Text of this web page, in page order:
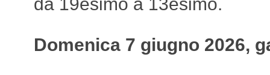
da 19esimo a 13esimo.
Domenica 7 giugno 2026,